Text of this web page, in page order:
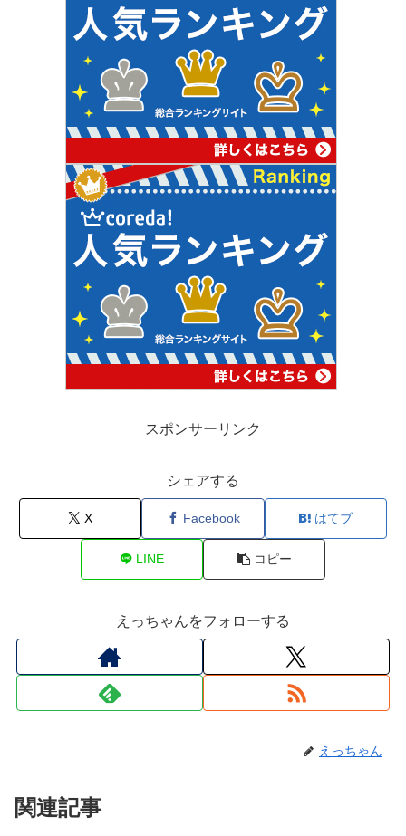
スポンサーリンク
シェアする
X Facebook はてブ
LINE コピー
えっちゃんをフォローする
えっちゃん
関連記事